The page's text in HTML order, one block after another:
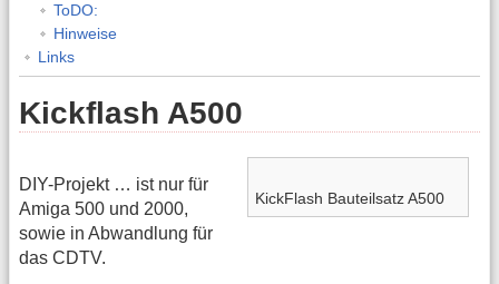
ToDO:
Hinweise
Links
Kickflash A500
KickFlash Bauteilsatz A500
DIY-Projekt … ist nur für
Amiga 500 und 2000,
sowie in Abwandlung für
das CDTV.